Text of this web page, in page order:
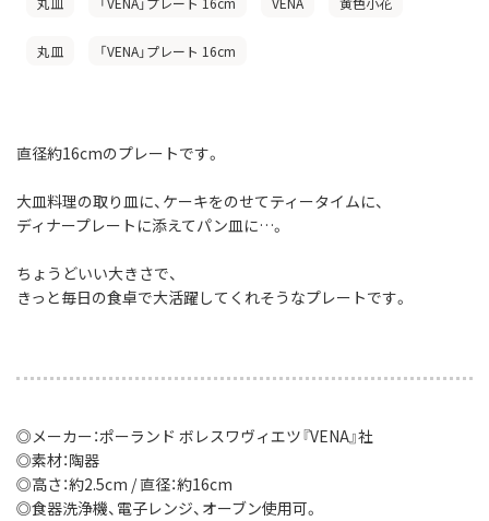
丸皿 「VENA」プレート 16cm
直径約16cmのプレートです。
大皿料理の取り皿に、ケーキをのせてティータイムに、
ディナープレートに添えてパン皿に…。
ちょうどいい大きさで、
きっと毎日の食卓で大活躍してくれそうなプレートです。
◎メーカー：ポーランド ボレスワヴィエツ『VENA』社
◎素材：陶器
◎高さ：約2.5cm / 直径：約16cm
◎食器洗浄機、電子レンジ、オーブン使用可。